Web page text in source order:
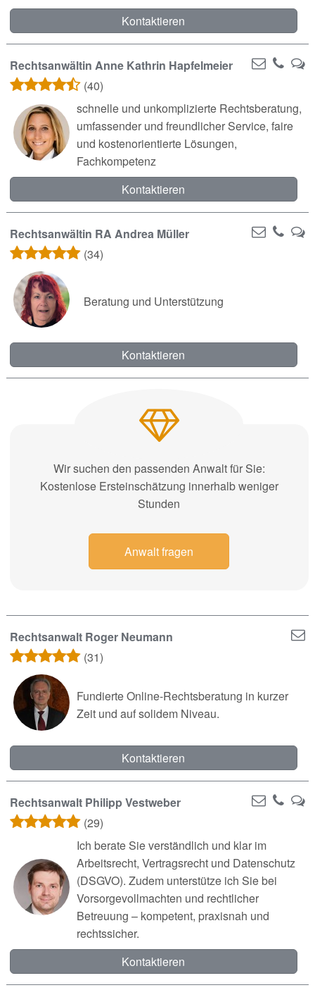
Kontaktieren
Rechtsanwältin Anne Kathrin Hapfelmeier
(40)
schnelle und unkomplizierte Rechtsberatung,
umfassender und freundlicher Service, faire
und kostenorientierte Lösungen,
Fachkompetenz
Kontaktieren
Rechtsanwältin RA Andrea Müller
(34)
Beratung und Unterstützung
Kontaktieren
Wir suchen den passenden Anwalt für Sie:
Kostenlose Ersteinschätzung innerhalb weniger
Stunden
Anwalt fragen
Rechtsanwalt Roger Neumann
(31)
Fundierte Online-Rechtsberatung in kurzer
Zeit und auf solidem Niveau.
Kontaktieren
Rechtsanwalt Philipp Vestweber
(29)
Ich berate Sie verständlich und klar im
Arbeitsrecht, Vertragsrecht und Datenschutz
(DSGVO). Zudem unterstütze ich Sie bei
Vorsorgevollmachten und rechtlicher
Betreuung – kompetent, praxisnah und
rechtssicher.
Kontaktieren